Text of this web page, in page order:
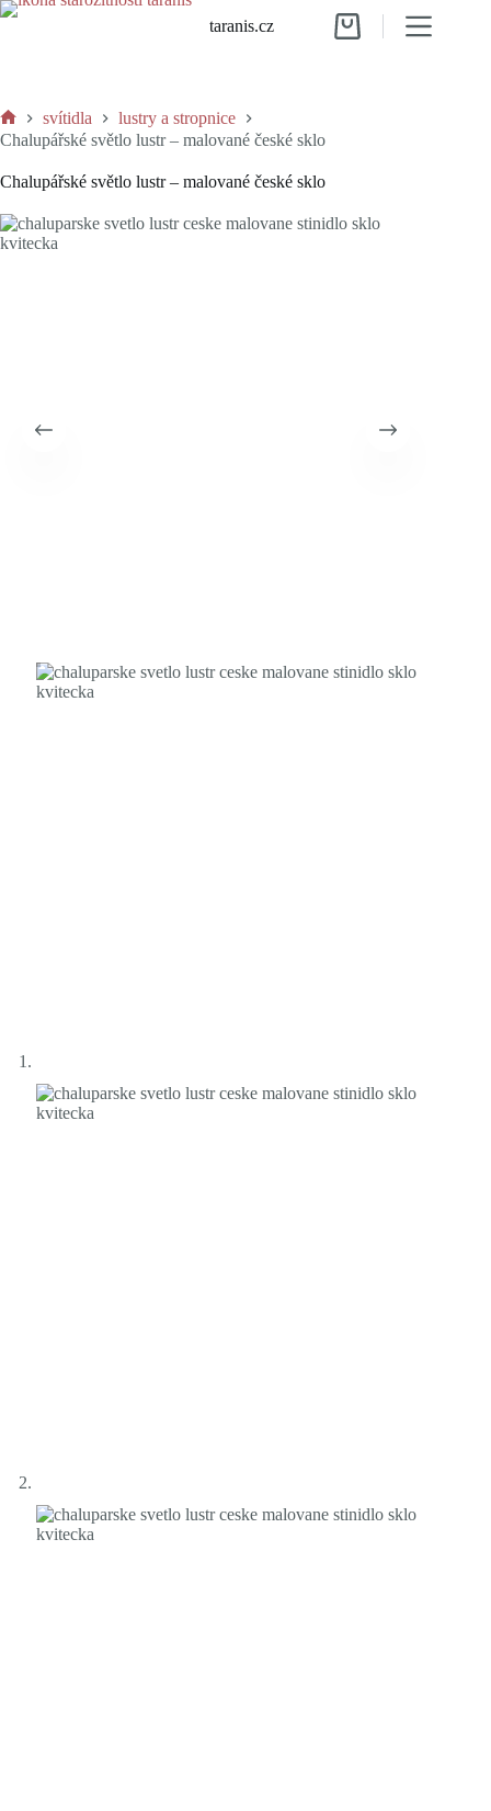
Skip
taranis.cz
Shopping
Home
svítidla
lustry a stropnice
Chalupářské světlo lustr – malované české sklo
Chalupářské světlo lustr – malované české sklo